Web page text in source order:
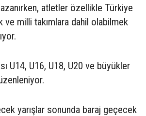
atletler özellikle Türkiye
ve milli takımlara dahil olabilmek
U14, U16, U18, U20 ve büyükler
yarışlar sonunda baraj geçecek